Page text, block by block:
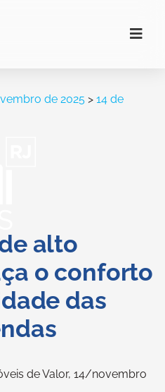
de 2025 > 14 de
alto
o conforto
das
de Valor, 14/novembro